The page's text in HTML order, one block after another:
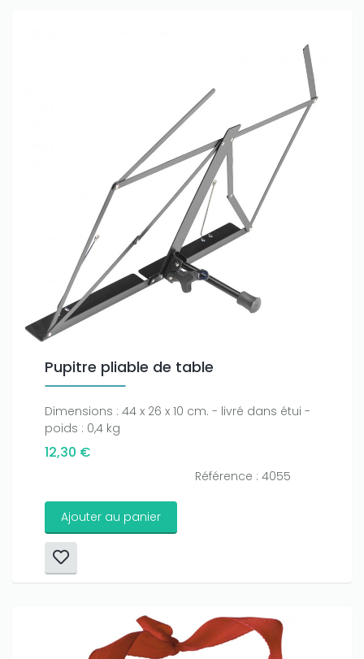
Pupitre pliable de table
Dimensions : 44 x 26 x 10 cm. - livré dans étui -
poids : 0,4 kg
12,30 €
Référence : 4055
Ajouter au panier